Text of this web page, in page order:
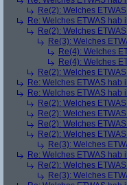
Re(2): Welches
Re: Welches ETWAS hab
Re(2): Welches
Re(3): Welches
Re(4): Welches
Re(4): Welches
Re(2): Welches
Re: Welches ETWAS hab
Re: Welches ETWAS hab
Re(2): Welches
Re(2): Welches
Re(2): Welches
Re(2): Welches
Re(3): Welches
Re: Welches ETWAS hab
Re(2): Welches
Re(3): Welches